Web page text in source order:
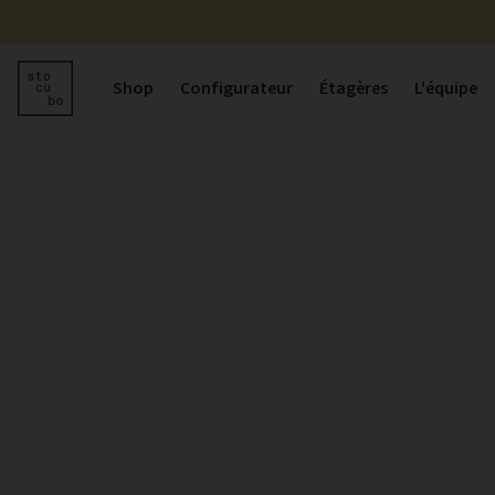
Shop Configurateur Étagères L'équipe